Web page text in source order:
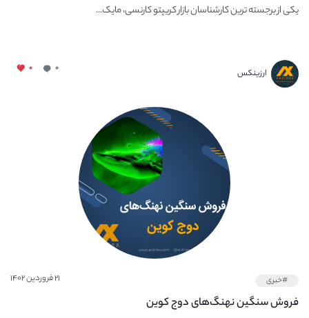
یکی از برجسته ترین کارشناسان بازار کریپتو کارنسی، مایک...
ارزینکس ۰ ۰
#خبری ۲۱ فروردین ۱۴۰۲
فروش سنگین نهنگ‌های دوج کوین